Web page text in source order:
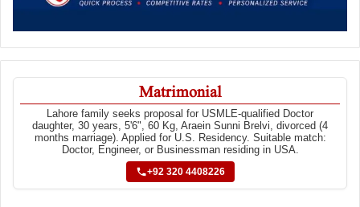
Matrimonial
Lahore family seeks proposal for USMLE-qualified Doctor
daughter, 30 years, 5'6", 60 Kg, Araein Sunni Brelvi, divorced (4
months marriage). Applied for U.S. Residency. Suitable match:
Doctor, Engineer, or Businessman residing in USA.
+92 320 4408226